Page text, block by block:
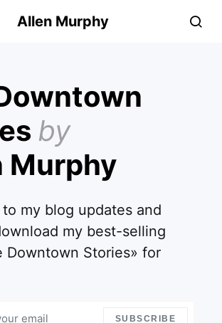
Allen Murphy
by
Murphy
my blog updates and
my best-selling
Downtown Stories» for
SUBSCRIBE